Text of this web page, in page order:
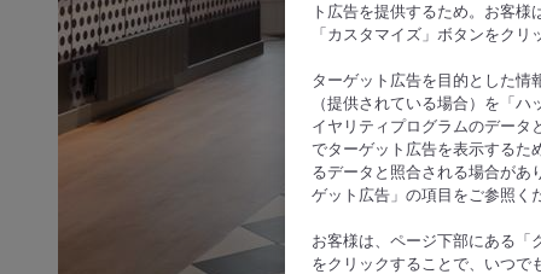
ト広告を提供するため。お客
「カスタマイズ」ボタンをク
ターゲット広告を目的とした情
（提供されている場合）を「
イヤリティプログラムのデータ
でターゲット広告を表示するた
るデータと照合される場合があ
ゲット広告」の項目をご参照く
お客様は、ページ下部にある「
をクリックすることで、いつで